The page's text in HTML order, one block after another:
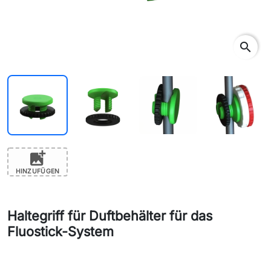
search
add_photo_alternate
HINZUFÜGEN
Haltegriff für Duftbehälter für das
Fluostick-System